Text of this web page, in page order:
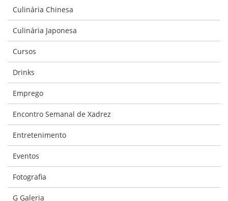
Culinária Chinesa
Culinária Japonesa
Cursos
Drinks
Emprego
Encontro Semanal de Xadrez
Entretenimento
Eventos
Fotografia
G Galeria